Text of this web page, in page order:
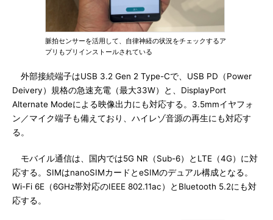
脈拍センサーを活用して、自律神経の状況をチェックするア
プリもプリインストールされている
外部接続端子はUSB 3.2 Gen 2 Type-Cで、USB PD（Power
Deivery）規格の急速充電（最大33W）と、DisplayPort
Alternate Modeによる映像出力にも対応する。3.5mmイヤフォ
ン／マイク端子も備えており、ハイレゾ音源の再生にも対応す
る。
モバイル通信は、国内では5G NR（Sub-6）とLTE（4G）に対
応する。SIMはnanoSIMカードとeSIMのデュアル構成となる。
Wi-Fi 6E（6GHz帯対応のIEEE 802.11ac）とBluetooth 5.2にも対
応する。